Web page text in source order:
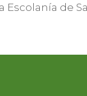
Escolanía de